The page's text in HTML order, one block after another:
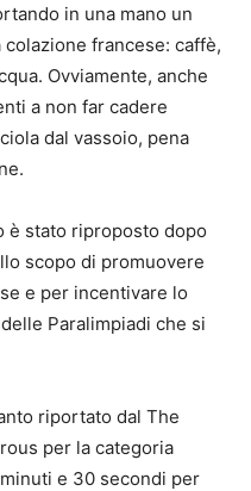
in una mano un
francese: caffè,
Ovviamente, anche
a non far cadere
dal vassoio, pena
è stato riproposto dopo
scopo di promuovere
e per incentivare lo
Paralimpiadi che si
riportato dal The
per la categoria
e 30 secondi per